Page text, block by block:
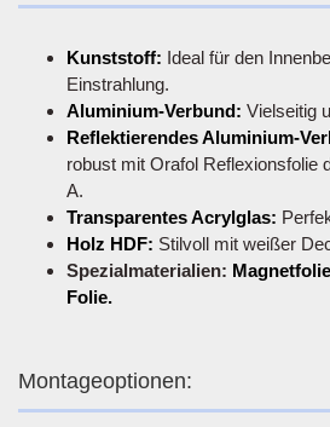
Kunststoff: Ideal für den
Einstrahlung.
Aluminium-Verbund: Vielseitig
Reflektierendes Aluminium-
robust mit Orafol Reflexionsfolie
A.
Transparentes Acrylglas:
Holz HDF: Stilvoll mit weißer
Spezialmaterialien: Magnetfolie
Folie.
Montageoptionen: